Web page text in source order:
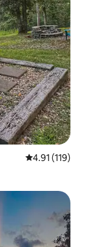
คะแนนเฉลี่ย
4.91 (119)